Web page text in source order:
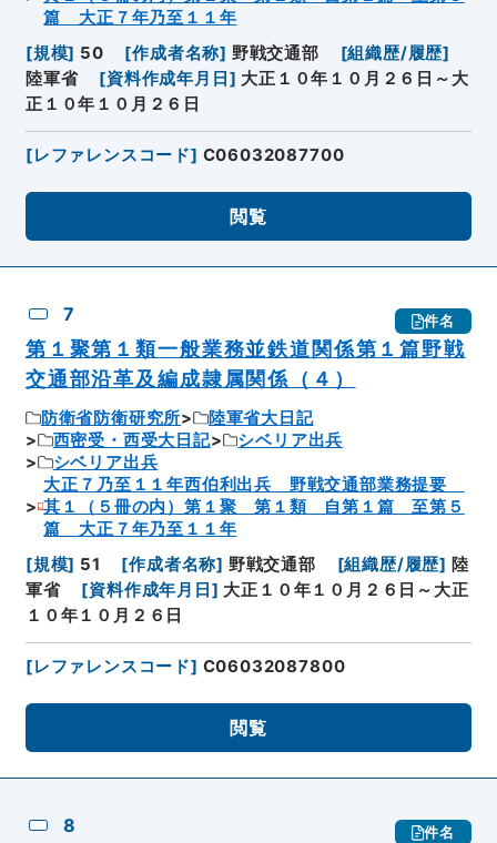
篇 大正７年乃至１１年
[規模] 50 [作成者名称] 野戦交通部 [組織歴/履歴]
陸軍省
[資料作成年月日 ] 大正１０年１０月２６日～大
正１０年１０月２６日
[レファレンスコード] C06032087700
閲覧
7 件名
第１聚第１類一般業務並鉄道関係第１篇野戦
交通部沿革及編成隷属関係（４）
防衛省防衛研究所
陸軍省大日記
西密受・西受大日記
シベリア出兵
シベリア出兵
大正７乃至１１年西伯利出兵 野戦交通部業務提要
其１（５冊の内）第１聚 第１類 自第１篇 至第５
篇 大正７年乃至１１年
[規模] 51 [作成者名称] 野戦交通部 [組織歴/履歴] 陸
軍省
[資料作成年月日 ] 大正１０年１０月２６日～大正
１０年１０月２６日
[レファレンスコード] C06032087800
閲覧
8 件名